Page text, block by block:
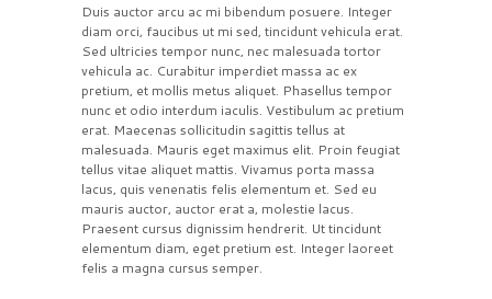
Duis auctor arcu ac mi bibendum posuere. Integer
diam orci, faucibus ut mi sed, tincidunt vehicula erat.
Sed ultricies tempor nunc, nec malesuada tortor
vehicula ac. Curabitur imperdiet massa ac ex
pretium, et mollis metus aliquet. Phasellus tempor
nunc et odio interdum iaculis. Vestibulum ac pretium
erat. Maecenas sollicitudin sagittis tellus at
malesuada. Mauris eget maximus elit. Proin feugiat
tellus vitae aliquet mattis. Vivamus porta massa
lacus, quis venenatis felis elementum et. Sed eu
mauris auctor, auctor erat a, molestie lacus.
Praesent cursus dignissim hendrerit. Ut tincidunt
elementum diam, eget pretium est. Integer laoreet
felis a magna cursus semper.